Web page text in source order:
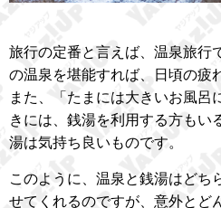
旅行の定番と言えば、温泉旅行
の温泉を堪能すれば、日頃の疲
また、「たまには大きいお風呂
きには、銭湯を利用する方もい
湯は気持ち良いものです。
このように、温泉と銭湯はどち
せてくれるのですが、意外とど